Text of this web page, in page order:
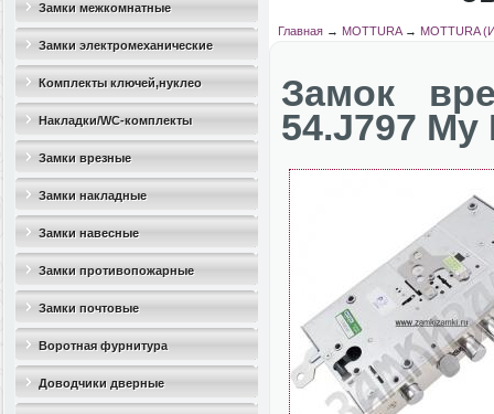
Замки межкомнатные
Замки электромеханические
Комплекты ключей,нуклео
Накладки/WC-комплекты
Замки врезные
Замки накладные
Замки навесные
Замки противопожарные
Замки почтовые
Воротная фурнитура
Доводчики дверные
Главная→ MOTTURA→ MOTTURA
Замок
54.J797